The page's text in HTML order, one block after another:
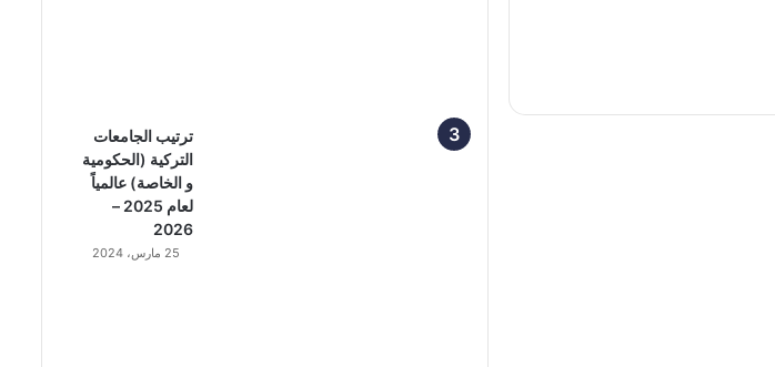
ترتيب الجامعات
التركية (الحكومية
و الخاصة) عالمياً
لعام 2025 –
2026
25 مارس، 2024